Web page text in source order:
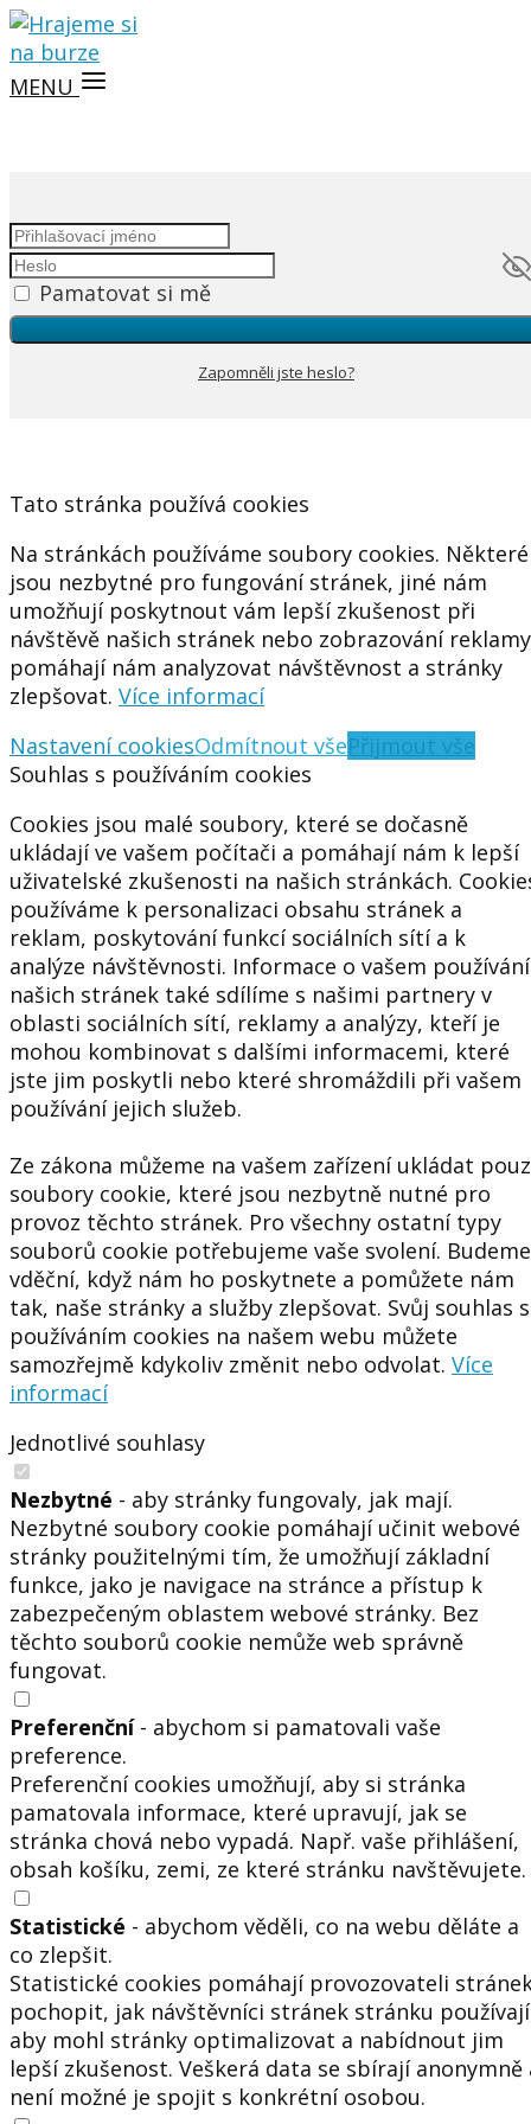
MENU
Pamatovat si mě
Zapomněli jste heslo?
Tato stránka používá cookies
Na stránkách používáme soubory cookies. Některé
jsou nezbytné pro fungování stránek, jiné nám
umožňují poskytnout vám lepší zkušenost při
návštěvě našich stránek nebo zobrazování
pomáhají nám analyzovat návštěvnost a stránky
zlepšovat. Více informací
Nastavení cookiesOdmítnout všePřijmout vše
Souhlas s používáním cookies
Cookies jsou malé soubory, které se dočasně
ukládají ve vašem počítači a pomáhají nám k lepší
uživatelské zkušenosti na našich stránkách.
používáme k personalizaci obsahu stránek a
reklam, poskytování funkcí sociálních sítí a k
analýze návštěvnosti. Informace o vašem používání
našich stránek také sdílíme s našimi partnery v
oblasti sociálních sítí, reklamy a analýzy, kteří je
mohou kombinovat s dalšími informacemi, které
jste jim poskytli nebo které shromáždili při vašem
používání jejich služeb.
Ze zákona můžeme na vašem zařízení ukládat
soubory cookie, které jsou nezbytně nutné pro
provoz těchto stránek. Pro všechny ostatní typy
souborů cookie potřebujeme vaše svolení. Budeme
vděční, když nám ho poskytnete a pomůžete nám
tak, naše stránky a služby zlepšovat. Svůj souhlas s
používáním cookies na našem webu můžete
samozřejmě kdykoliv změnit nebo odvolat. Více
informací
Jednotlivé souhlasy
Nezbytné - aby stránky fungovaly, jak mají.
Nezbytné soubory cookie pomáhají učinit webové
stránky použitelnými tím, že umožňují základní
funkce, jako je navigace na stránce a přístup k
zabezpečeným oblastem webové stránky. Bez
těchto souborů cookie nemůže web správně
fungovat.
Preferenční- abychom si pamatovali vaše
preference.
Preferenční cookies umožňují, aby si stránka
pamatovala informace, které upravují, jak se
stránka chová nebo vypadá. Např. vaše přihlášení,
obsah košíku, zemi, ze které stránku navštěvujete.
Statistické - abychom věděli, co na webu děláte a
co zlepšit.
Statistické cookies pomáhají provozovateli
pochopit, jak návštěvníci stránek stránku
aby mohl stránky optimalizovat a nabídnout jim
lepší zkušenost. Veškerá data se sbírají anonymně
není možné je spojit s konkrétní osobou.